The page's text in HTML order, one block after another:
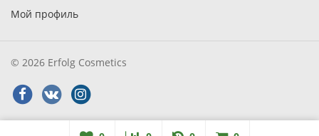
Мой профиль
© 2026 Erfolg Cosmetics